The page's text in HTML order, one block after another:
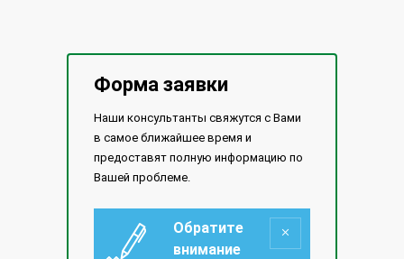
Форма заявки
Наши консультанты свяжутся с Вами
в самое ближайшее время и
предоставят полную информацию по
Вашей проблеме.
Обратите
внимание